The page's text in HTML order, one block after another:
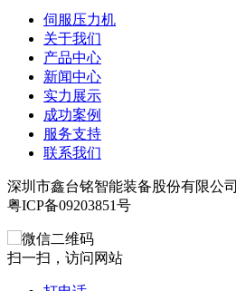
伺服压力机
关于我们
产品中心
新闻中心
实力展示
成功案例
服务支持
联系我们
深圳市鑫台铭智能装备股份有限公司
粤ICP备09203851号
扫一扫，访问网站